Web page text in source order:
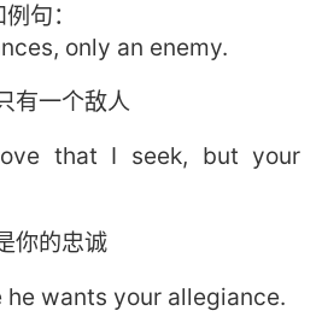
句：
only an enemy.
有一个敌人
that I seek, but your
你的忠诚
wants your allegiance.